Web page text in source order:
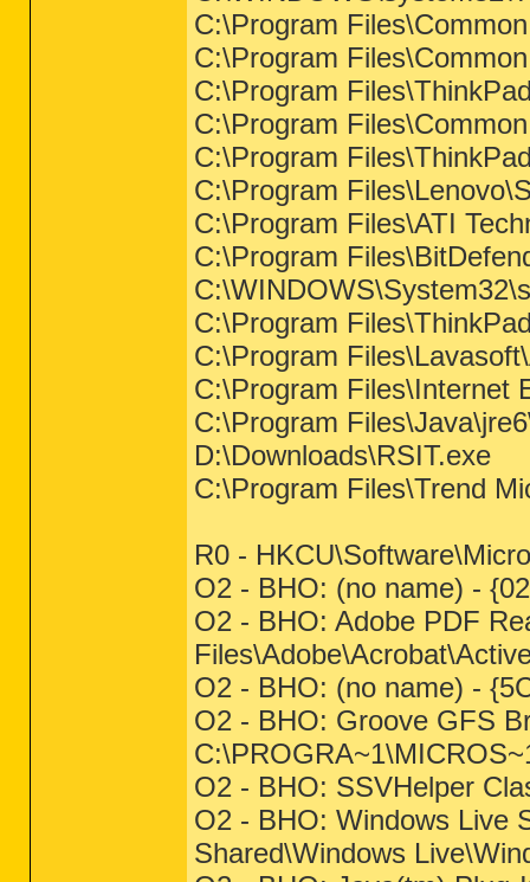
C:\Program
C:\Program
C:\Program
C:\Program
C:\Program
C:\Program
C:\Program Files\ATI
C:\Program
C:\Program
C:\Program
C:\Program Files\Internet
C:\Program
D:\Downloads\RSIT.exe
C:\Program Files\Trend
R0 -
O2 - BHO: (no name) -
O2 - BHO: Adobe PDF
O2 - BHO: (no name) -
O2 - BHO: Groove GFS
O2 - BHO: SSVHelper
O2 - BHO: Windows Live
Shared\Windows